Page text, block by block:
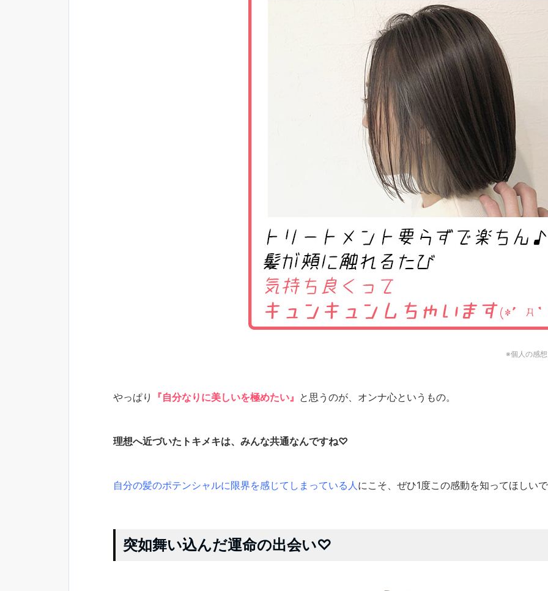
※個人の感
やっぱり 『自分なりに美しいを極めたい』 と思うのが、オンナ心というもの。
理想へ近づいたトキメキは、みんな共通なんですね♡
自分の髪のポテンシャルに限界を感じてしまっている人にこそ、ぜひ1度この感動を知ってほしい
突如舞い込んだ運命の出会い♡